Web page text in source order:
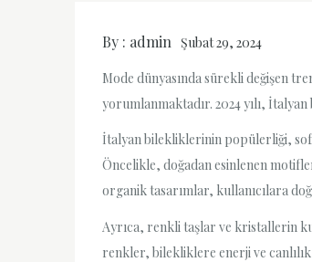
By : admin Şubat 29, 2024
Mode dünyasında sürekli değişen
yorumlanmaktadır. 2024 yılı,
İtalyan bilekliklerinin popülerliği,
Öncelikle, doğadan esinlenen
organik tasarımlar, kullanıcılara
Ayrıca, renkli taşlar ve kristallerin
renkler, bilekliklere enerji ve